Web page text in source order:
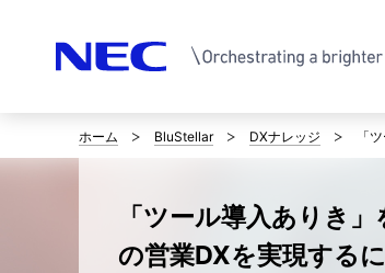
サ
ホーム BluStellar DXナレッジ 「
「ツール導入ありき
の営業DXを実現する